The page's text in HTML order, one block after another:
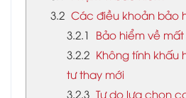
3.2 Các điều khoản bảo
3.2.1
Bảo hiểm về
3.2.2 Không tính khấu
tư thay mới
3.2.3 Tự do lựa chọn